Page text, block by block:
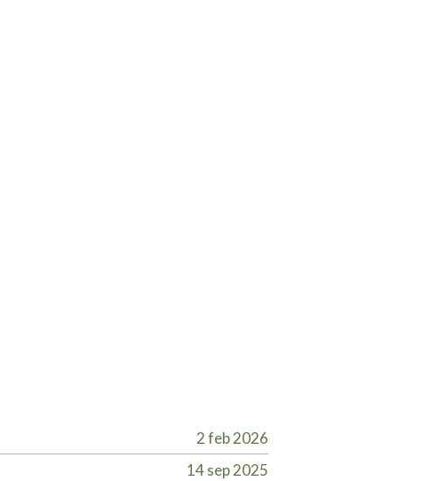
2 feb 2026
14 sep 2025